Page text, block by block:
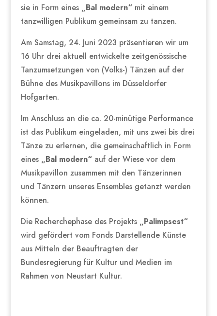
sie in Form eines „Bal modern“ mit einem
tanzwilligen Publikum gemeinsam zu tanzen.
Am Samstag, 24. Juni 2023 präsentieren wir um
16 Uhr drei aktuell entwickelte zeitgenössische
Tanzumsetzungen von (Volks-) Tänzen auf der
Bühne des Musikpavillons im Düsseldorfer
Hofgarten.
Im Anschluss an die ca. 20-minütige Performance
ist das Publikum eingeladen, mit uns zwei bis drei
Tänze zu erlernen, die gemeinschaftlich in Form
eines „Bal modern“ auf der Wiese vor dem
Musikpavillon zusammen mit den Tänzerinnen
und Tänzern unseres Ensembles getanzt werden
können.
Die Recherchephase des Projekts „Palimpsest“
wird gefördert vom Fonds Darstellende Künste
aus Mitteln der Beauftragten der
Bundesregierung für Kultur und Medien im
Rahmen von Neustart Kultur.